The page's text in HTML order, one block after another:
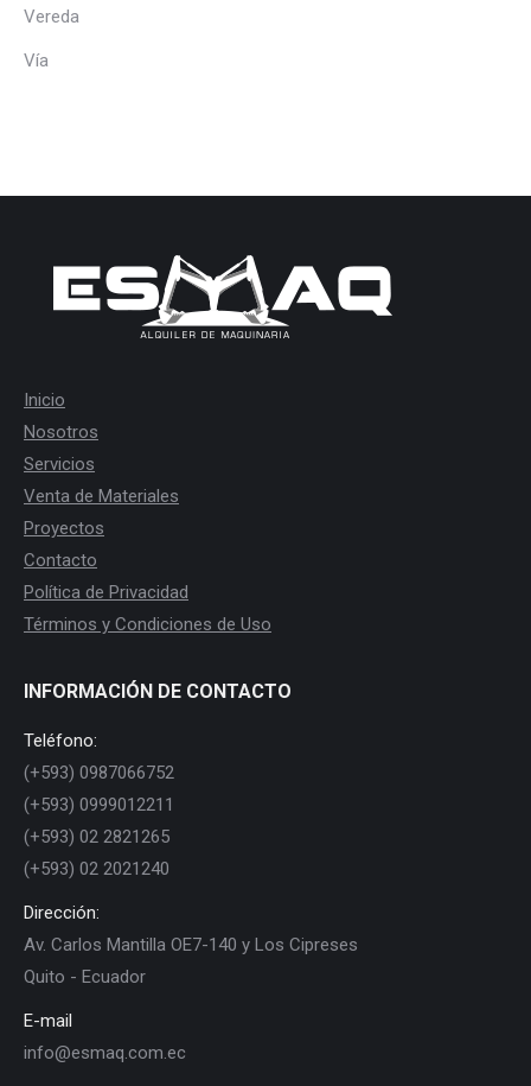
Vereda
Vía
Inicio
Nosotros
Servicios
Venta de Materiales
Proyectos
Contacto
Política de Privacidad
Términos y Condiciones de Uso
INFORMACIÓN DE CONTACTO
Teléfono:
(+593) 0987066752
(+593) 0999012211
(+593) 02 2821265
(+593) 02 2021240
Dirección:
Av. Carlos Mantilla OE7-140 y Los Cipreses
Quito - Ecuador
E-mail
info@esmaq.com.ec